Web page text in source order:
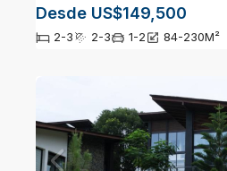
Desde US$149,500
2-3 2-3 1-2 84-230M²